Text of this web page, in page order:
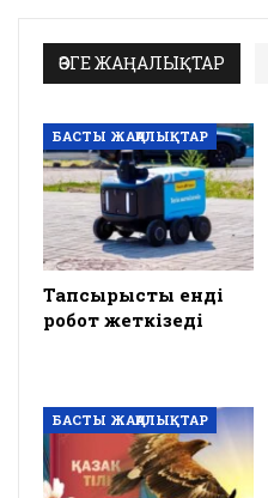
ӨЗГЕ ЖАҢАЛЫҚТАР
БАСТЫ ЖАҢАЛЫҚТАР
Тапсырысты енді
робот жеткізеді
БАСТЫ ЖАҢАЛЫҚТАР